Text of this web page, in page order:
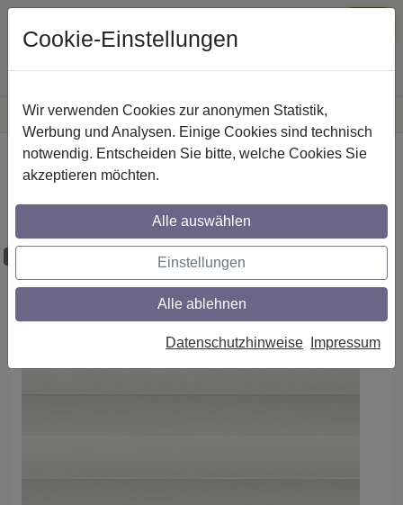
VersandkostenfreieLieferung innerhalb Deutschlands
Sichere Zahlung
Startseite Plissee - Faltstores Plisseestoffe
Out Perlmutt B1 abdunkelnd PG 2
Cookie-Einstellungen
Wir verwenden Cookies zur anonymen Statistik,
Werbung und Analysen. Einige Cookies sind technisch
notwendig. Entscheiden Sie bitte, welche Cookies Sie
akzeptieren möchten.
Alle auswählen
Einstellungen
Alle ablehnen
Datenschutzhinweise Impressum